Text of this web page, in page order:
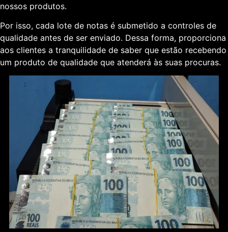
nossos produtos.
Por isso, cada lote de notas é submetido a controles de
qualidade antes de ser enviado. Dessa forma, proporciona
aos clientes a tranquilidade de saber que estão recebendo
um produto de qualidade que atenderá às suas procuras.